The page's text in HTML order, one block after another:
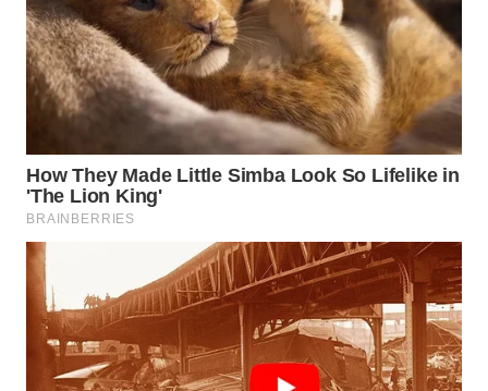
PADANG
LAWAS
WN
SUMEDANG
WN
CIANJUR
KEPULAUAN
SERIBU
WN
TANGERANG